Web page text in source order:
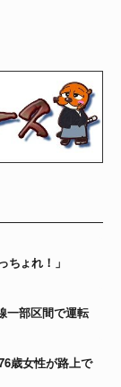
ちょれ！」
一部区間で運転
歳女性が路上で